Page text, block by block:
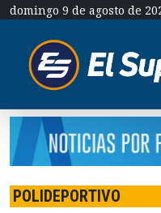
domingo 9 de agosto de
POLIDEPORTIVO